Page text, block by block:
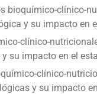
bioquímico-clínico-
y su impacto en
clínico-
su impacto en el
clínico-
y su impacto